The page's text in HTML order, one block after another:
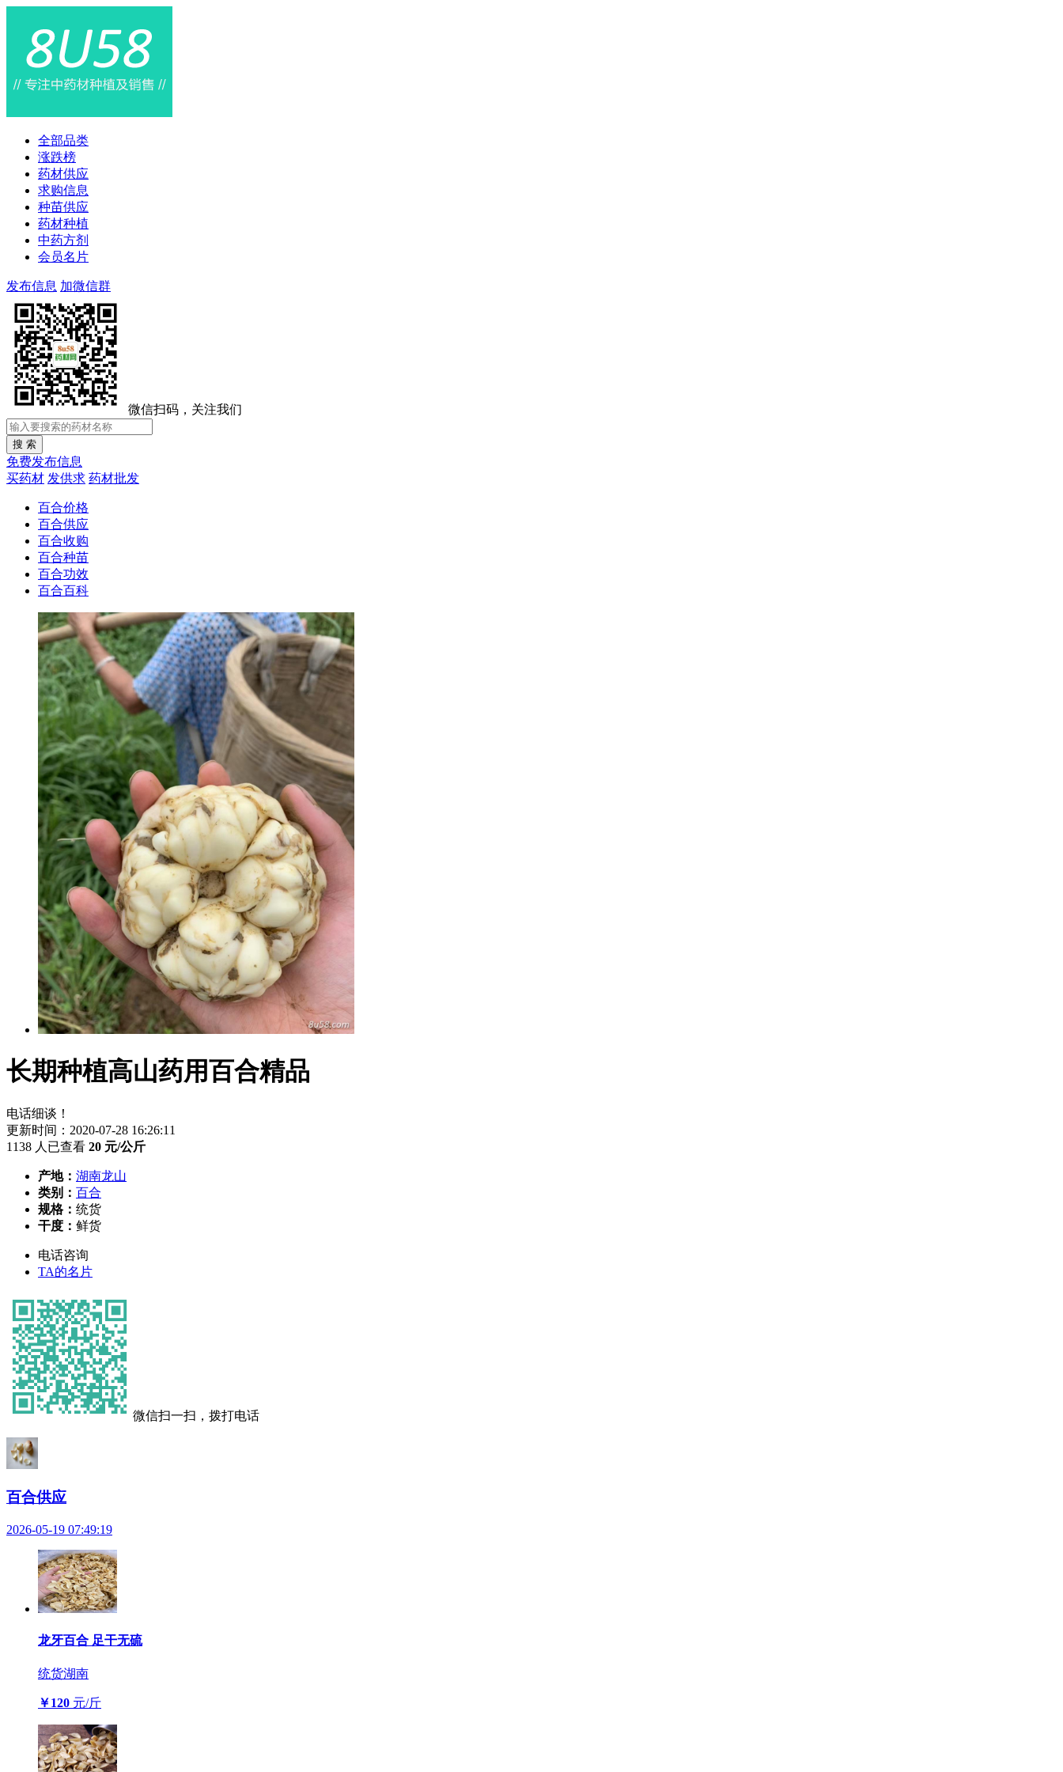
全部品类
涨跌榜
药材供应
求购信息
种苗供应
药材种植
中药方剂
会员名片
发布信息 加微信群
微信扫码，关注我们
免费发布信息
买药材 发供求 药材批发
百合价格
百合供应
百合收购
百合种苗
百合功效
百合百科
长期种植高山药用百合精品
电话细谈！
更新时间：2020-07-28 16:26:11
1138 人已查看 20 元/公斤
产地： 湖南龙山
类别： 百合
规格： 统货
干度： 鲜货
电话咨询
TA的名片
微信扫一扫，拨打电话
百合供应
2026-05-19 07:49:19
龙牙百合 足干无硫
统货湖南
￥120 元/斤